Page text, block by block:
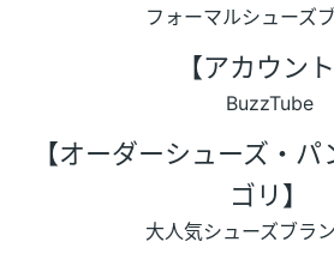
フォーマルシューズ
【アカウント
BuzzTube
【オーダーシューズ・
ゴリ】
大人気シューズブラ